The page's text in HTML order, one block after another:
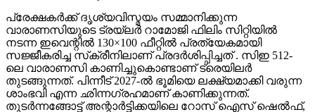
പ്രേക്ഷകർക്ക് ദൃശ്യവിസ്മയം സമ്മാനിക്കുന്ന
വാരാണസിയുടെ ട്രയ്ലർ റാമോജി ഫിലിം സിറ്റിയിൽ
നടന്ന ഇവെന്റിൽ 130×100 ഫീറ്റിൽ പ്രത്യേകമായി
സജ്ജീകരിച്ച സ്‌ക്രീനിലാണ് പ്രദർശിപ്പിച്ചത് . സിഇ 512-
ലെ വാരാണസി കാണിച്ചുകൊണ്ടാണ് ട്രെയിലര്‍
തുടങ്ങുന്നത്. പിന്നീട് 2027-ല്‍ ഭൂമിയെ ലക്ഷ്യമാക്കി വരുന്ന
ശാംഭവി എന്ന ഛിന്നഗ്രഹമാണ് കാണിക്കുന്നത്.
തുടര്‍ന്നങ്ങോട്ട് അന്റാര്‍ട്ടിക്കയിലെ റോസ് ഐസ് ഷെല്‍ഫ്,